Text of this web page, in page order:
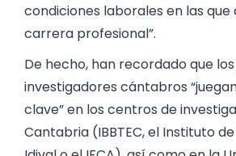
condiciones laborales en las que
carrera profesional”.
De hecho, han recordado que
investigadores cántabros
clave” en los centros de
Cantabria (IBBTEC, el Instituto